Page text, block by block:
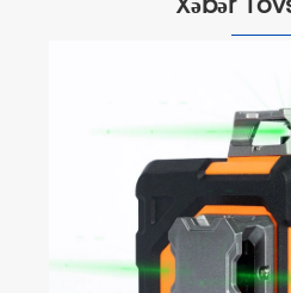
Tikinti üçün Yaşıl Şüa
Səviyyəsi Müasir İş
və Səmərəliliyi necə
Ətraflı Baxın >>